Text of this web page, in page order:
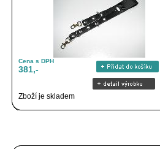
Cena s DPH
381,-
Zboží je skladem